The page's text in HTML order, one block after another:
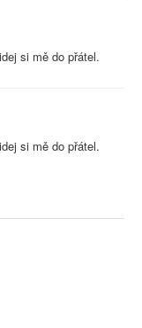
si mě do přátel.
si mě do přátel.